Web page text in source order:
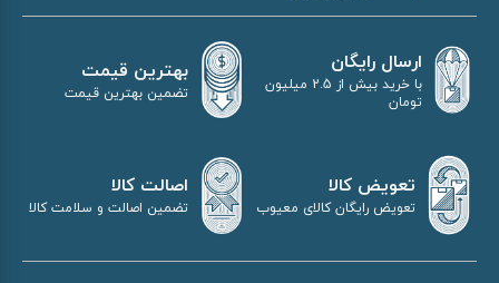
ارسال رایگان
با خرید بیش از 2.5 میلیون
تومان
بهترین قیمت
تضمین بهترین قیمت
تعویض کالا
تعویض رایگان کالای معیوب
اصالت کالا
تضمین اصالت و سلامت کالا